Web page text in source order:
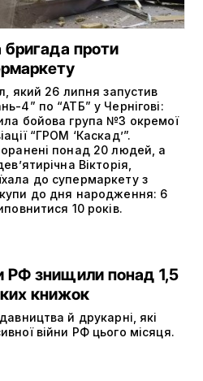
бригада проти
який 26 липня запустив
4” по “АТБ” у Чернігові:
бойова група №3 окремої
“ГРОМ ‘Каскад’”.
понад 20 людей, а
Вікторія,
до супермаркету з
до дня народження: 6
10 років.
РФ знищили понад 1,5
книжок
й друкарні, які
війни РФ цього місяця.